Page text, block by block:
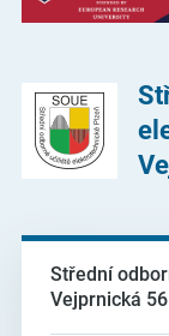
Střední
Vejprnická 56